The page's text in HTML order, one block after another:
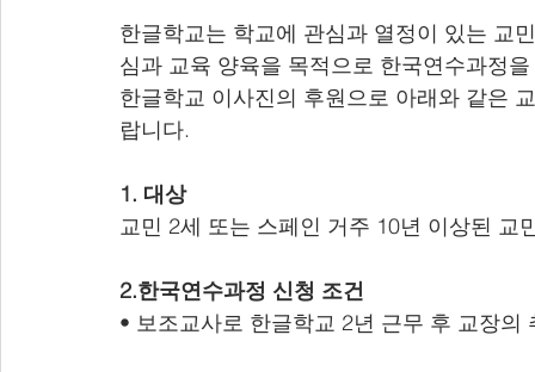
한글학교는 학교에 관심과 열정이 있는 교
심과 교육 양육을 목적으로 한국연수과정
한글학교 이사진의 후원으로 아래와 같은
랍니다.
1. 대상
교민 2세 또는 스페인 거주 10년 이상된 교
2.한국연수과정 신청 조건
• 보조교사로 한글학교 2년 근무 후 교장